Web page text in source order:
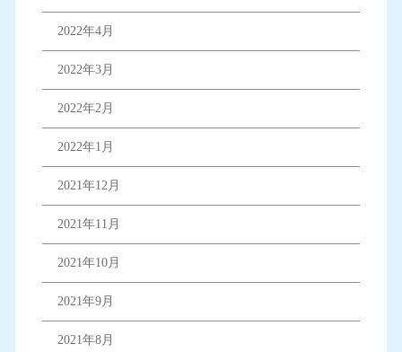
2022年4月
2022年3月
2022年2月
2022年1月
2021年12月
2021年11月
2021年10月
2021年9月
2021年8月